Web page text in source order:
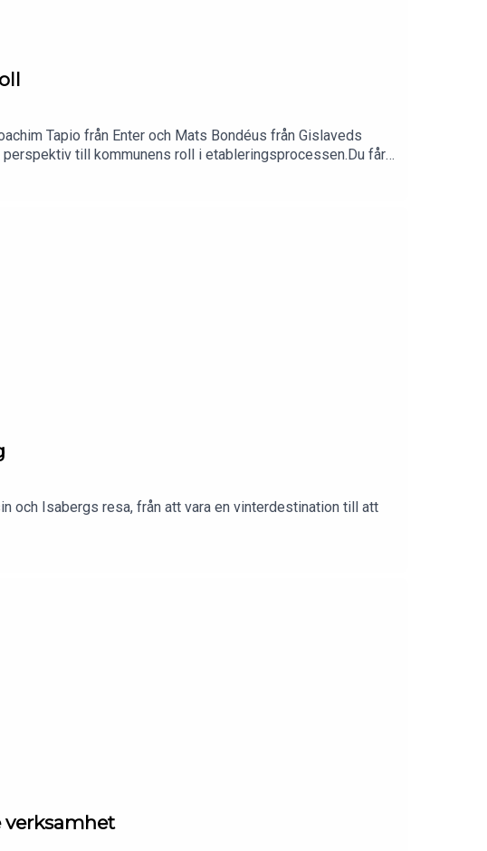
Tapio från Enter och Mats Bondéus från Gislaveds
till kommunens roll i etableringsprocessen.Du får
Joachim och Mats en inblick i hur kommunen arbetar med
och Isabergs resa, från att vara en vinterdestination till att
verksamhet